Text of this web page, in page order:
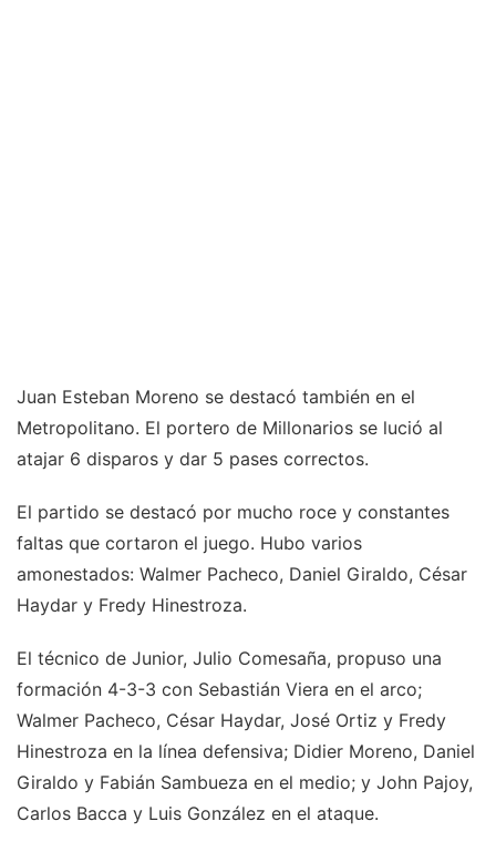
Juan Esteban Moreno se destacó también en el
Metropolitano. El portero de Millonarios se lució al
atajar 6 disparos y dar 5 pases correctos.
El partido se destacó por mucho roce y constantes
faltas que cortaron el juego. Hubo varios
amonestados: Walmer Pacheco, Daniel Giraldo, César
Haydar y Fredy Hinestroza.
El técnico de Junior, Julio Comesaña, propuso una
formación 4-3-3 con Sebastián Viera en el arco;
Walmer Pacheco, César Haydar, José Ortiz y Fredy
Hinestroza en la línea defensiva; Didier Moreno, Daniel
Giraldo y Fabián Sambueza en el medio; y John Pajoy,
Carlos Bacca y Luis González en el ataque.